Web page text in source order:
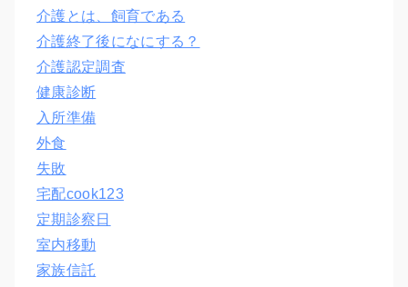
介護とは、飼育である
介護終了後になにする？
介護認定調査
健康診断
入所準備
外食
失敗
宅配cook123
定期診察日
室内移動
家族信託